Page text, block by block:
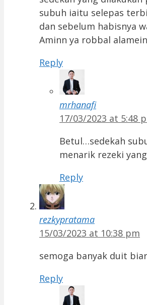
subuh iaitu selepas
dan sebelum habisnya
Aminn ya robbal
Reply
mrhanafi
17/03/2023 at 5:48
Betul…sedekah
menarik rezeki
Reply
rezkypratama
15/03/2023 at 10:38 pm
semoga banyak duit
Reply